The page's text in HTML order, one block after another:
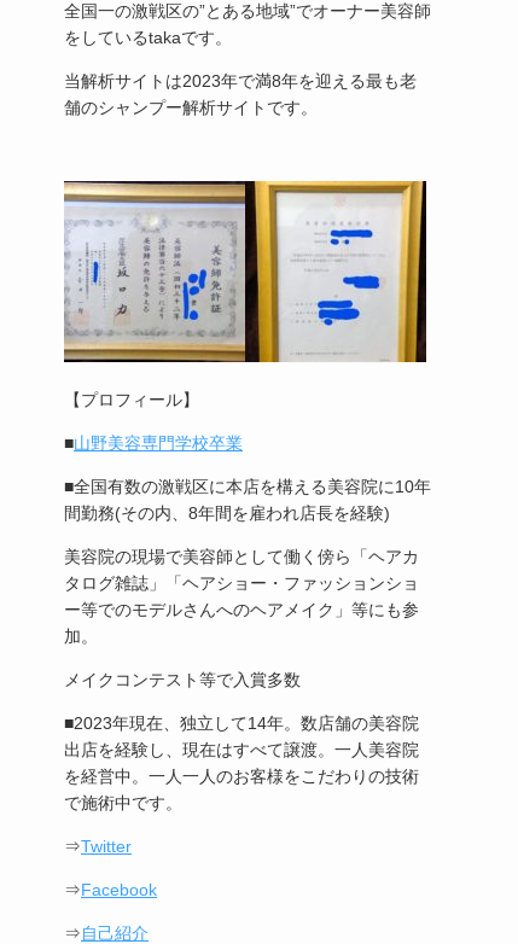
全国一の激戦区の”とある地域”でオーナー美容師
をしているtakaです。
当解析サイトは2023年で満8年を迎える最も老
舗のシャンプー解析サイトです。
【プロフィール】
■山野美容専門学校卒業
■全国有数の激戦区に本店を構える美容院に10年
間勤務(その内、8年間を雇われ店長を経験)
美容院の現場で美容師として働く傍ら「ヘアカ
タログ雑誌」「ヘアショー・ファッションショ
ー等でのモデルさんへのヘアメイク」等にも参
加。
メイクコンテスト等で入賞多数
■2023年現在、独立して14年。数店舗の美容院
出店を経験し、現在はすべて譲渡。一人美容院
を経営中。一人一人のお客様をこだわりの技術
で施術中です。
⇒Twitter
⇒Facebook
⇒自己紹介